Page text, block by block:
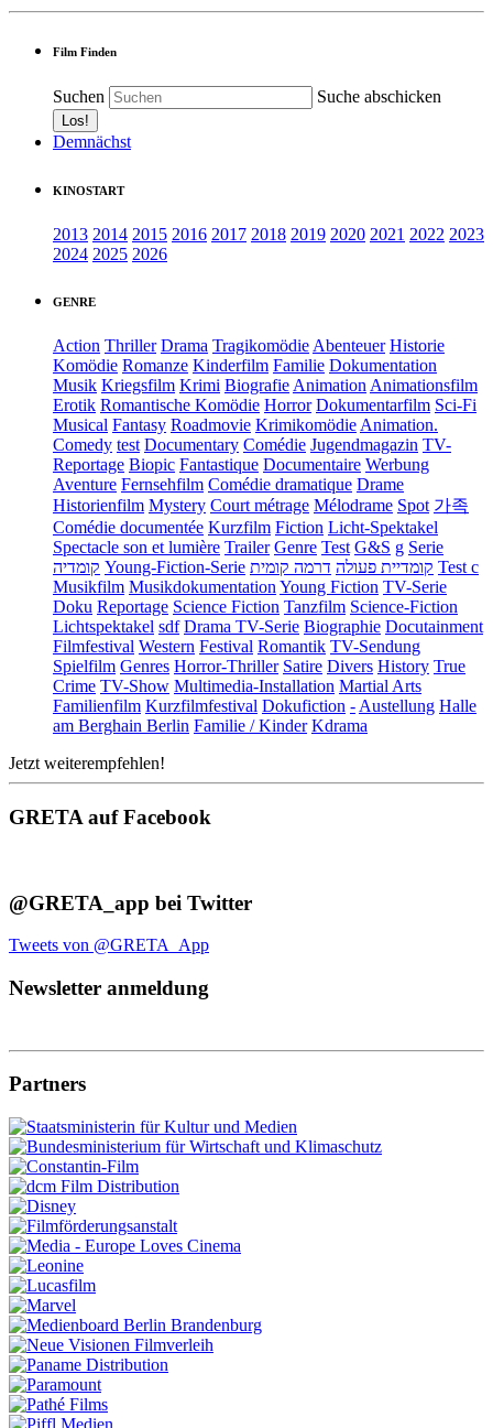
Film Finden
Suchen Suche abschicken
Demnächst
KINOSTART
2013 2014 2015 2016 2017 2018 2019 2020 2021 2022 2023
2024 2025 2026
GENRE
Action Thriller Drama TragikomödieAbenteuer Historie
Komödie Romanze Kinderfilm Familie Dokumentation
Musik Kriegsfilm Krimi BiografieAnimationAnimationsfilm
Erotik Romantische Komödie Horror Dokumentarfilm Sci-Fi
Musical Fantasy Roadmovie KrimikomödieAnimation.
Comedy test Documentary Comédie Jugendmagazin TV-
Reportage Biopic Fantastique Documentaire Werbung
Aventure Fernsehfilm Comédie dramatique Drame
Historienfilm Mystery Court métrage Mélodrame Spot 가족
Comédie documentée Kurzfilm Fiction Licht-Spektakel
Spectacle son et lumière Trailer Genre Test G&S g Serie
קומדיה Young-Fiction-Serie קומדיית פעולה דרמה קומית
Test c
Musikfilm MusikdokumentationYoung Fiction TV-Serie
Doku Reportage Science Fiction Tanzfilm Science-Fiction
Lichtspektakel sdf Drama TV-Serie Biographie Docutainment
Filmfestival Western Festival Romantik TV-Sendung
Spielfilm Genres Horror-Thriller Satire Divers History True
Crime TV-Show Multimedia-Installation Martial Arts
Familienfilm Kurzfilmfestival Dokufiction -Austellung Halle
am Berghain Berlin Familie / Kinder Kdrama
Jetzt weiterempfehlen!
GRETA auf Facebook
@GRETA_app bei Twitter
Tweets von @GRETA_App
Newsletter anmeldung
Partners